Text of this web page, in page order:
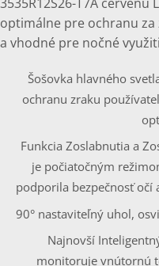
optimálne pre ochranu
a vhodné pre nočné
Šošovka hlavného
ochranu zraku
Funkcia Zoslabnutia a
je počiatočným
podporila bezpečnosť očí
90° nastaviteľný uhol,
Najnovší
monitoruje vnútornú